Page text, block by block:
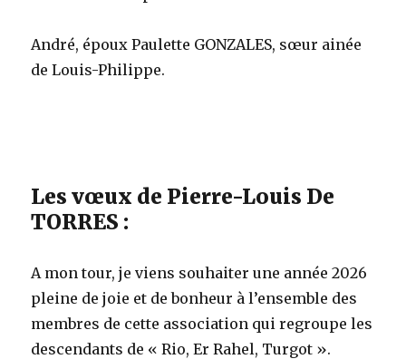
André, époux Paulette GONZALES, sœur ainée
de Louis-Philippe.
Les vœux de Pierre-Louis De
TORRES :
A mon tour, je viens souhaiter une année 2026
pleine de joie et de bonheur à l’ensemble des
membres de cette association qui regroupe les
descendants de « Rio, Er Rahel, Turgot ».